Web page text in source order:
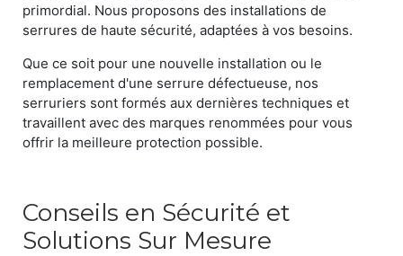
primordial. Nous proposons des installations de
serrures de haute sécurité, adaptées à vos besoins.
Que ce soit pour une nouvelle installation ou le
remplacement d'une serrure défectueuse, nos
serruriers sont formés aux dernières techniques et
travaillent avec des marques renommées pour vous
offrir la meilleure protection possible.
Conseils en Sécurité et
Solutions Sur Mesure